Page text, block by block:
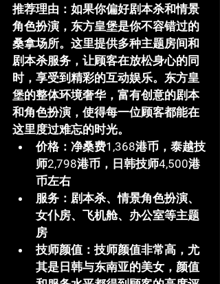
推荐理由 ：如果你偏好剧本杀和情景
角色扮演， 东方皇堡是你不容错过的
桑拿场所。这里提供多种主题房间和
剧本杀服务，让顾客在放松身心的同
时，享受到精彩的互动娱乐。 东方皇
堡的整体环境奢华，富有创意的剧本
和角色扮演，使得每一位顾客都能在
这里度过难忘的时光。
价格：净桑费1,368港币，泰越技
师2,798港币，日韩技师4,500港
币左右
服务 ：剧本杀、情景角色扮演、
女仆房、飞机舱、办公室等主题
房
技师颜值 ：技师颜值非常高，尤
其是日韩与东南亚的美女，颜值